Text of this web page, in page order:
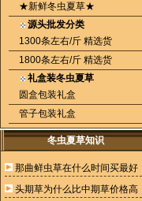
★新鲜冬虫夏草★
源头批发分类
1300条左右/斤 精选货
1800条左右/斤 精选货
礼盒装冬虫夏草
圆盒包装礼盒
管子包装礼盒
冬虫夏草知识
那曲鲜虫草在什么时间买最好
头期草为什么比中期草价格高